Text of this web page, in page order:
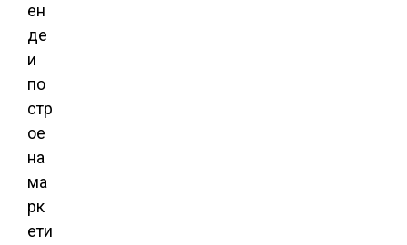
ен
де
и
по
стр
ое
на
ма
рк
ети